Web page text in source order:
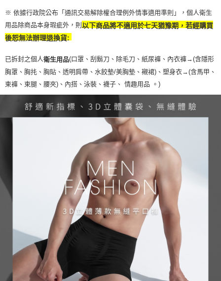
※ 依據行政院公布「通訊交易解除權合理例外情事適用準則」，個人衛生
用品除商品本身瑕疵外，則以下商品將不適用於七天猶豫期，若經購買
後恕無法辦理退換貨:
已拆封之個人衛生用品(口罩、刮鬍刀、除毛刀、紙尿褲、內衣褲→(含隱形
胸罩、胸扥、胸貼、透明肩帶、水餃墊/美胸墊、襯裙)、塑身衣→(含馬甲、
束褲、束腿、腰夾) 、內搭、泳裝、襪子、 情趣用品 。)